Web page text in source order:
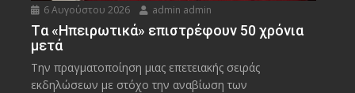
6 Αυγούστου 2026 admin admin
Tα «Ηπειρωτικά» επιστρέφουν 50 χρόνια
μετά
Την πραγματοποίηση μιας επετειακής σειράς
εκδηλώσεων με στόχο την αναβίωση των